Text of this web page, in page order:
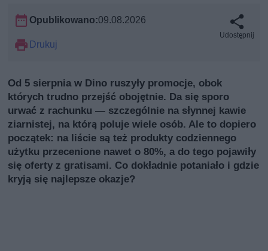
Opublikowano:09.08.2026
Drukuj
Udostępnij
Od 5 sierpnia w Dino ruszyły promocje, obok
których trudno przejść obojętnie. Da się sporo
urwać z rachunku — szczególnie na słynnej kawie
ziarnistej, na którą poluje wiele osób. Ale to dopiero
początek: na liście są też produkty codziennego
użytku przecenione nawet o 80%, a do tego pojawiły
się oferty z gratisami. Co dokładnie potaniało i gdzie
kryją się najlepsze okazje?